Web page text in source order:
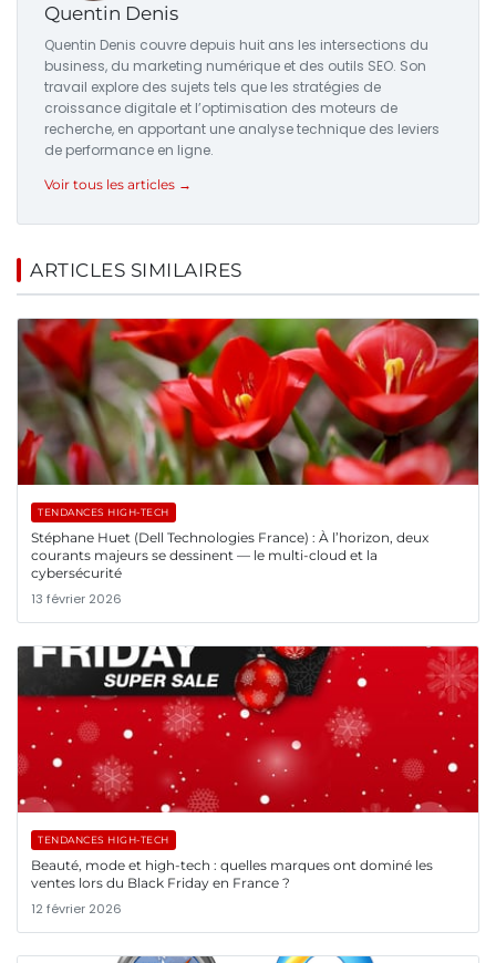
Quentin Denis
Quentin Denis couvre depuis huit ans les intersections du
business, du marketing numérique et des outils SEO. Son
travail explore des sujets tels que les stratégies de
croissance digitale et l’optimisation des moteurs de
recherche, en apportant une analyse technique des leviers
de performance en ligne.
Voir tous les articles →
ARTICLES SIMILAIRES
TENDANCES HIGH-TECH
Stéphane Huet (Dell Technologies France) : À l’horizon, deux
courants majeurs se dessinent — le multi-cloud et la
cybersécurité
13 février 2026
TENDANCES HIGH-TECH
Beauté, mode et high-tech : quelles marques ont dominé les
ventes lors du Black Friday en France ?
12 février 2026